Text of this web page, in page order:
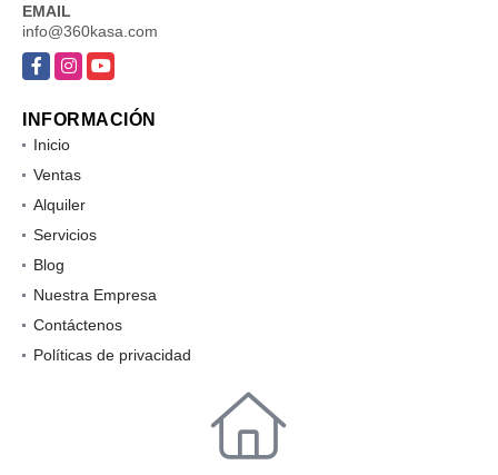
EMAIL
info@360kasa.com
Facebook
InstagramYouTube
INFORMACIÓN
Inicio
Ventas
Alquiler
Servicios
Blog
Nuestra Empresa
Contáctenos
Políticas de privacidad